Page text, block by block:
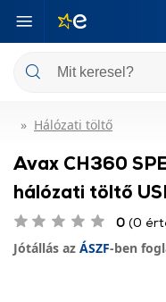
Hálózati töltő
Avax CH360
hálózati töltő
0 (0
Jótállás az ÁSZF-ben